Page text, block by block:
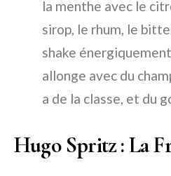
la menthe avec le
sirop, le rhum, le
shake
allonge avec du
a de la classe, et du
Hugo Spritz : La